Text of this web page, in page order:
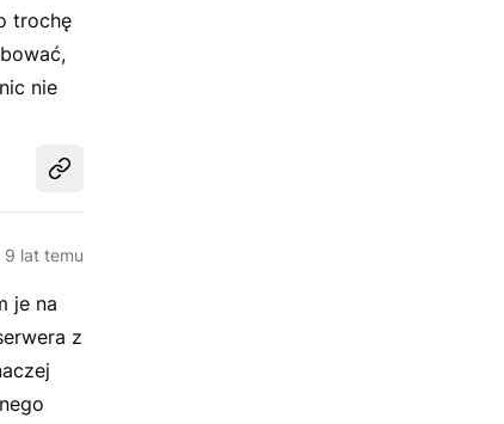
trochę
nie
Udostępnij
9 lat temu
je na
z